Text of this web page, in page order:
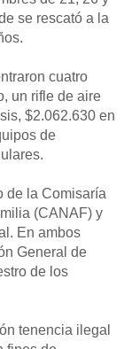
se rescató a la
cuatro
un rifle de aire
$2.062.630 en
de
de la Comisaría
(CANAF) y
En ambos
General de
de los
tenencia ilegal